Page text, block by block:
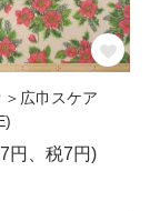
＞広巾スケア
円、税7円)